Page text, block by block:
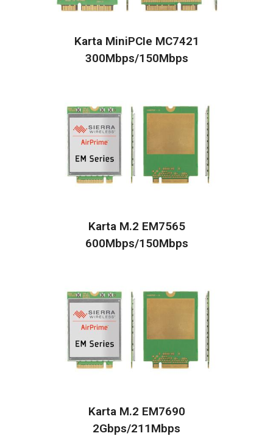
Karta MiniPCIe MC7421
300Mbps/150Mbps
Karta M.2 EM7565
600Mbps/150Mbps
Karta M.2 EM7690
2Gbps/211Mbps